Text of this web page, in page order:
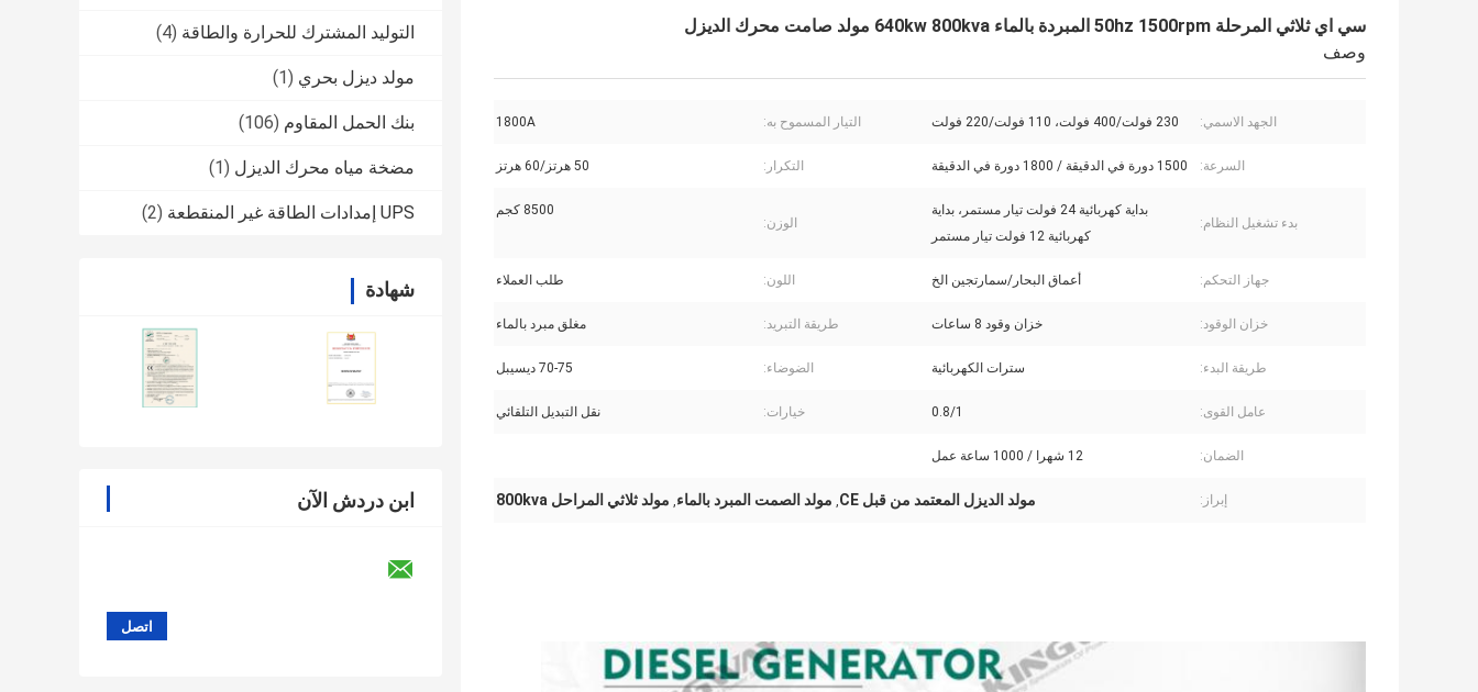
التوليد المشترك للحرارة والطاقة (4)
مولد ديزل بحري (1)
بنك الحمل المقاوم (106)
مضخة مياه محرك الديزل (1)
UPS إمدادات الطاقة غير المنقطعة (2)
شهادة
ابن دردش الآن
سي اي ثلاثي المرحلة 50hz 1500rpm المبردة بالماء 640kw 800kva مولد صامت محرك الديزل
وصف
الجهد الاسمي: 230 فولت/400 فولت، 110 فولت/220 فولت التيار المسموح به: 1800A
السرعة: 1500 دورة في الدقيقة / 1800 دورة في الدقيقة التكرار: 50 هرتز/60 هرتز
بدء تشغيل النظام:
بداية كهربائية 24 فولت تيار مستمر، بداية
كهربائية 12 فولت تيار مستمر
الوزن:
8500 كجم
جهاز التحكم: أعماق البحار/سمارتجين الخ اللون: طلب العملاء
خزان الوقود: خزان وقود 8 ساعات طريقة التبريد: مغلق مبرد بالماء
طريقة البدء: سترات الكهربائية الضوضاء: 70-75 ديسيبل
عامل القوى: 0.8/1 خيارات: نقل التبديل التلقائي
الضمان: 12 شهرا / 1000 ساعة عمل
إبراز: مولد الديزل المعتمد من قبل CE , مولد الصمت المبرد بالماء, مولد ثلاثي المراحل 800kva